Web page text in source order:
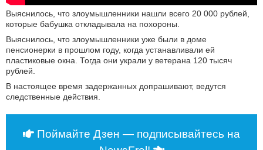
Выяснилось, что злоумышленники нашли всего 20 000 рублей,
которые бабушка откладывала на похороны.
Выяснилось, что злоумышленники уже были в доме
пенсионерки в прошлом году, когда устанавливали ей
пластиковые окна. Тогда они украли у ветерана 120 тысяч
рублей.
В настоящее время задержанных допрашивают, ведутся
следственные действия.
Поймайте Дзен — подписывайтесь на